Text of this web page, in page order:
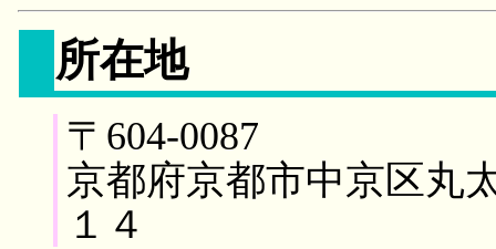
所在地
〒604-0087
京都府京都市中京区丸
１４